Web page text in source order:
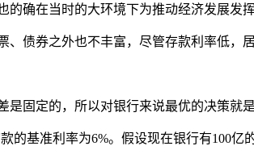
确在当时的大环境下为推动经济发展发
债券之外也不丰富，尽管存款利率低，
固定的，所以对银行来说最优的决策就
基准利率为6%。假设现在银行有100亿